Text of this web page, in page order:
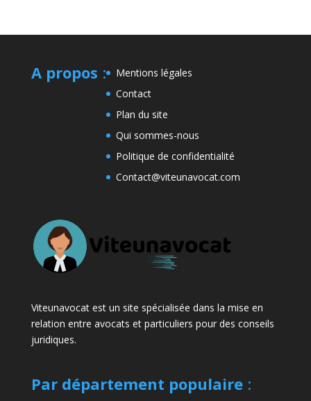
A propos :
Mentions légales
Contact
Plan du site
Qui sommes-nous
Politique de confidentialité
Contact@viteunavocat.com
Viteunavocat est un site spécialisée dans la mise en
relation entre avocats et particuliers pour des conseils
juridiques.
Par département populaire: